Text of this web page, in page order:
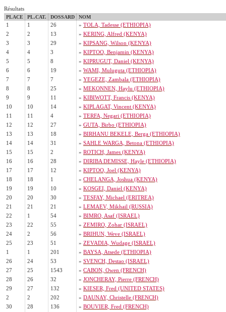
Résultats
PLACE PL.CAT. DOSSARD NOM
1 1 26 » TOLA, Tadesse (ETHIOPIA)
2
2 13 » KERING, Alfred (KENYA)
3
3 29 » KIPSANG, Wilson (KENYA)
4
4 3 » KIPTOO, Benjamin (KENYA)
5
5 8 » KIPRUGUT, Daniel (KENYA)
6
6 19 » WAMI, Muluguta (ETHIOPIA)
7
7 7 » YEGEZE, Zambala (ETHIOPIA)
8
8 25 » MEKONNEN, Haylu (ETHIOPIA)
9
9 11 » KIBIWOTT, Francis (KENYA)
10
10 14 » KIPLAGAT, Vincent (KENYA)
11
11 4 » TERFA, Negari (ETHIOPIA)
12
12 27 » GUTA, Birbo (ETHIOPIA)
13
13 18 » BIRHANU BEKELE, Berga (ETHIOPIA)
14
14 31 » SAHLE WARGA, Betona (ETHIOPIA)
15
15 2 » ROTICH, James (KENYA)
16
16 28 » DIRIBA DEMISSE, Hayle (ETHIOPIA)
17
17 12 » KIPTOO, Joel (KENYA)
18
18 1 » CHELANGA, Joshua (KENYA)
19
19 10 » KOSGEI, Daniel (KENYA)
20
20 30 » TESFAY, Michael (ERITREA)
21
21 21 » LEMAEV, Mikhail (RUSSIA)
22
1 54 » BIMRO, Asaf (ISRAEL)
23
22 55 » ZEMIRO, Zohar (ISRAEL)
24
2 56 » BRIHUN, Weve (ISRAEL)
25
23 51 » ZEVADIA, Wudage (ISRAEL)
1
1 201 » BAYSA, Atsede (ETHIOPIA)
26
24 53 » SVENCH, Destao (ISRAEL)
27
25 1543 » CABON, Owen (FRENCH)
28
26 32 » JONCHERAY, Pierre (FRENCH)
29
27 132 » KIESER, Fred (UNITED STATES)
2
2 202 » DAUNAY, Christelle (FRENCH)
30
28 136 » BOUVIER, Fred (FRENCH)